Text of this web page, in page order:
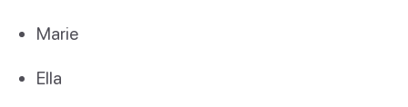
Marie
Ella